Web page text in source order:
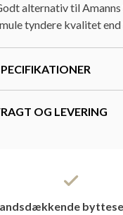
alternativ til Amanns
tyndere kvalitet
OG LEVERING